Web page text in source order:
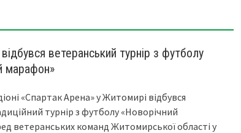
ветеранський турнір з футболу
марафон»
«Спартак Арена» у Житомирі відбувся
турнір з футболу «Новорічний
ветеранських команд Житомирської області у